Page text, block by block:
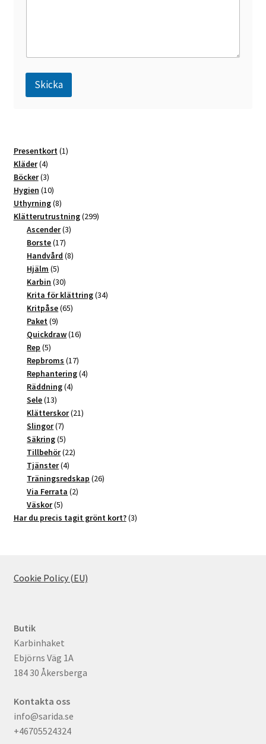
Skicka
e
r
n
a
t
i
v
e
Presentkort 11
Kläder 44
produkter
Böcker 33
produkter
Hygien 1010
produkter
Uthyrning 88
produkter
Klätterutrustning 299299
Ascender 33
Borste 1717
produkter
Handvård 88
Hjälm 55
produkter
Karbin 3030
produkter
Krita för klättring 3434
Kritpåse 6565
Paket 99
produkter
Quickdraw 1616
Rep 55
produkter
Repbroms 1717
produkter
Rephantering 44
Räddning 44
Sele 1313
produkter
Klätterskor 2121
Slingor 77
produkter
Säkring 55
produkter
Tillbehör 2222
Tjänster 44
produkter
Träningsredskap 2626
Via Ferrata 22
Väskor 55
produkter
Har du precis tagit grönt kort? 33
Cookie Policy (EU)
Butik
Karbinhaket
Ebjörns Väg 1A
184 30 Åkersberga
Kontakta oss
info@sarida.se
+46705524324